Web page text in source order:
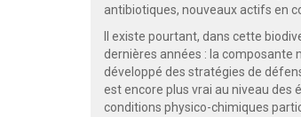
antibiotiques, nouveaux actifs en
Il existe pourtant, dans cette
dernières années : la composante
développé des stratégies de
est encore plus vrai au niveau des
conditions physico-chimiques